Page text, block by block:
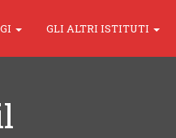
GLI ALTRI ISTITUTI